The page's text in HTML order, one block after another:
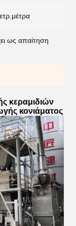
ως απαίτηση
κεραμιδιών
κονιάματος